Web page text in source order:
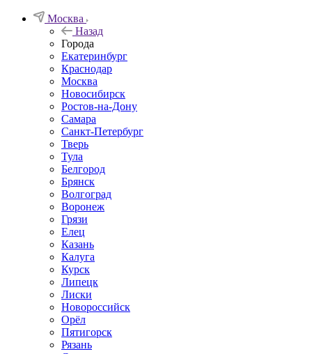
Москва
Назад
Города
Екатеринбург
Краснодар
Москва
Новосибирск
Ростов-на-Дону
Самара
Санкт-Петербург
Тверь
Тула
Белгород
Брянск
Волгоград
Воронеж
Грязи
Елец
Казань
Калуга
Курск
Липецк
Лиски
Новороссийск
Орёл
Пятигорск
Рязань